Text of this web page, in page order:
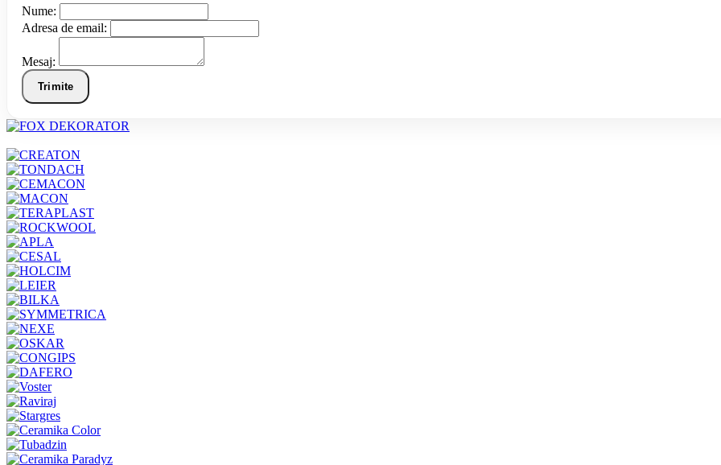
Nume:
Adresa de email:
Mesaj:
Trimite